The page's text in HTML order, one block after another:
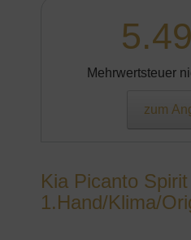
Mehrwertsteuer
zum
Kia Picanto
1.Hand/Klima/